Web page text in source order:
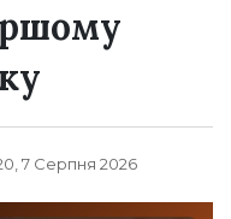
7 Серпня 2026